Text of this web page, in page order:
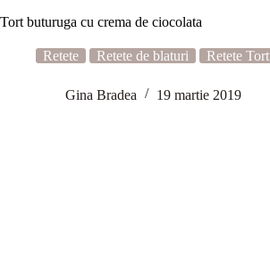
Tort buturuga cu crema de ciocolata
Retete Retete de blaturi Retete
Gina Bradea 19 martie 2019